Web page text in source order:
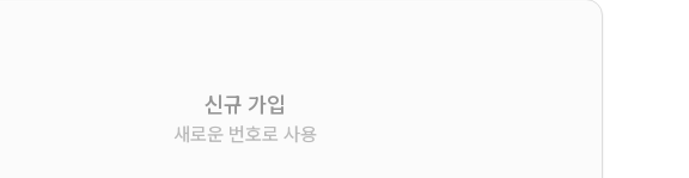
신규 가입
새로운 번호로 사용